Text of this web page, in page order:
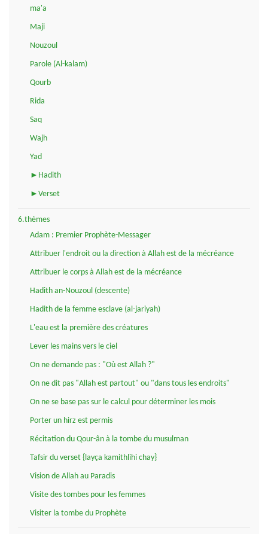
ma'a
Maji
Nouzoul
Parole (Al-kalam)
Qourb
Rida
Saq
Wajh
Yad
►Hadith
►Verset
6.thèmes
Adam : Premier Prophète-Messager
Attribuer l'endroit ou la direction à Allah est de la mécréance
Attribuer le corps à Allah est de la mécréance
Hadith an-Nouzoul (descente)
Hadith de la femme esclave (al-jariyah)
L'eau est la première des créatures
Lever les mains vers le ciel
On ne demande pas : "Où est Allah ?"
On ne dit pas "Allah est partout" ou "dans tous les endroits"
On ne se base pas sur le calcul pour déterminer les mois
Porter un hirz est permis
Récitation du Qour-ân à la tombe du musulman
Tafsir du verset {layça kamithlihi chay}
Vision de Allah au Paradis
Visite des tombes pour les femmes
Visiter la tombe du Prophète